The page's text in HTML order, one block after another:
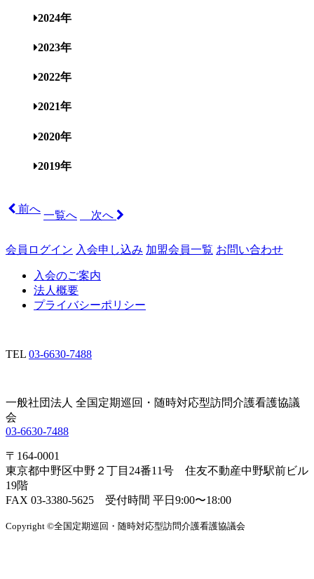
2024年
2023年
2022年
2021年
2020年
2019年
前へ
一覧へ 次へ
会員ログイン 入会申し込み 加盟会員一覧 お問い合わせ
入会のご案内
法人概要
プライバシーポリシー
TEL 03-6630-7488
一般社団法人 全国定期巡回・随時対応型訪問介護看護協議
会
03-6630-7488
〒164-0001
東京都中野区中野２丁目24番11号 住友不動産中野駅前ビル
19階
FAX 03-3380-5625 受付時間 平日9:00〜18:00
Copyright ©全国定期巡回・随時対応型訪問介護看護協議会